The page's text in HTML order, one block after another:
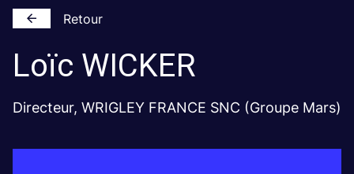
Retour
Loïc WICKER
Directeur, WRIGLEY FRANCE SNC (Groupe Mars)